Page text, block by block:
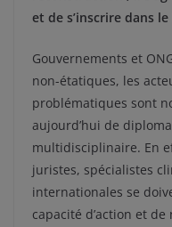
et de s’inscrire dans
Gouvernements et
non-étatiques, les
problématiques sont
aujourd’hui de
multidisciplinaire. En
juristes, spécialistes
internationales se
capacité d’action et